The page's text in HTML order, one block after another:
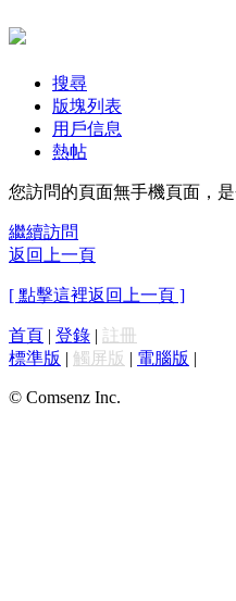
搜尋
版塊列表
用戶信息
熱帖
您訪問的頁面無手機頁面，
繼續訪問
返回上一頁
[ 點擊這裡返回上一頁 ]
首頁 | 登錄 | 註冊
標準版 | 觸屏版 | 電腦版 |
© Comsenz Inc.